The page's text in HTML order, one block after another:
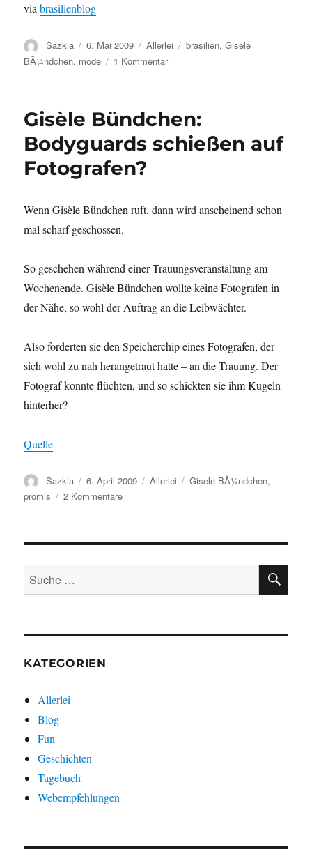
viabrasilienblog
Autor
Sazkia
Veröffentlicht
am
6. Mai 2009 Kategorien
Allerlei Schlagwörter
brasilien,Gisele
BÃ¼ndchen, mode 1 Kommentarzu
Gisèle Bündchen:
Bodyguards schießen auf
Fotografen?
Wenn Gisèle Bündchen ruft, dann wird anscheinend schon
mal scharf geschossen.
So geschehen während einer Trauungsveranstaltung am
Wochenende. Gisèle Bündchen wollte keine Fotografen in
der Nähe, so wohl der Auftrag an die Leibwächter.
Also forderten sie den Speicherchip eines Fotografen, der
sich wohl zu nah herangetraut hatte – an die Trauung. Der
Fotograf konnte flüchten, und so schickten sie ihm Kugeln
hinterher?
Quelle
Autor
Sazkia
Veröffentlicht
am
6. April 2009 Kategorien
Allerlei Schlagwörter
Gisele BÃ¼ndchen,
promis
2 Kommentare
Bodyguards
auf
Suche
nach:
KATEGORIEN
Allerlei
Blog
Fun
Geschichten
Tagebuch
Webempfehlungen